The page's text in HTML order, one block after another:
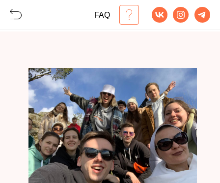
?
FAQ
BACK
Ленобласть